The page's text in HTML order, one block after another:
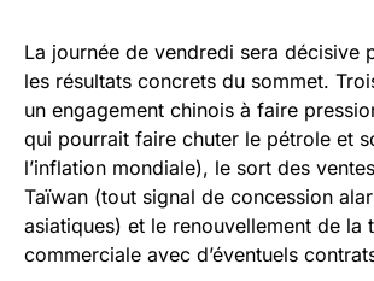
La journée de vendredi sera décisive
les résultats concrets du sommet.
un engagement chinois à faire
qui pourrait faire chuter le pétrole et
l’inflation mondiale), le sort des
Taïwan (tout signal de concession
asiatiques) et le renouvellement de la
commerciale avec d’éventuels